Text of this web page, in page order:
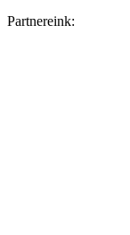
Partnereink: